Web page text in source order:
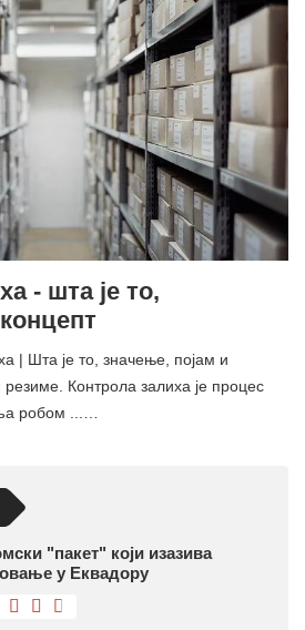
- шта је то,
| Шта је то, значење, појам и
Контрола залиха је процес
робом ...…
"пакет" који изазива
у Еквадору